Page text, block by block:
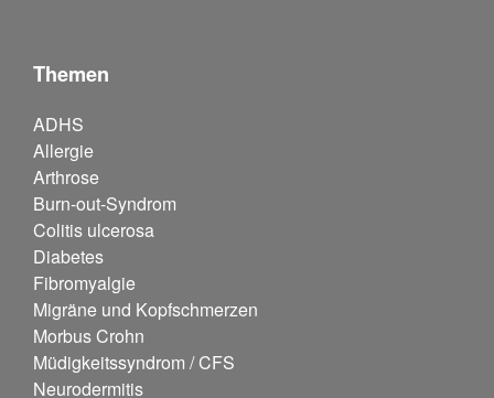
Themen
ADHS
Allergie
Arthrose
Burn-out-Syndrom
Colitis ulcerosa
Diabetes
Fibromyalgie
Migräne und Kopfschmerzen
Morbus Crohn
Müdigkeitssyndrom / CFS
Neurodermitis